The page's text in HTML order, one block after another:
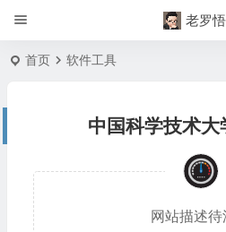
老罗
首页 软件工具
中国科学技术
网站描述待